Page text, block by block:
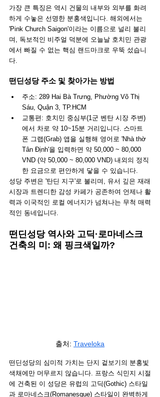
가장 큰 특징은 역시 건물의 내부와 외부를 화려
하게 수놓은 선명한 분홍색입니다. 해외에서는
'Pink Church Saigon'이라는 이름으로 널리 불리
며, 독보적인 비주얼 덕분에 오늘날 호치민 관광
에서 빠질 수 없는 핵심 랜드마크로 우뚝 섰습니
다.
떤딘성당 주소 및 찾아가는 방법
주소: 289 Hai Bà Trưng, Phường Võ Thị
Sáu, Quận 3, TP.HCM
교통편: 호치민 중심부(1군 벤탄 시장 주변)
에서 차로 약 10~15분 거리입니다. 스마트
폰 그랩(Grab) 앱을 실행해 영어로 'Nhà thờ
Tân Định'을 입력하면 약 50,000 ~ 80,000
VND (약 50,000 ~ 80,000 VND) 내외의 정직
한 요금으로 편안하게 닿을 수 있습니다.
성당 주변은 '탄딘 지구'로 불리며, 유서 깊은 재래
시장과 트렌디한 감성 카페가 공존하여 언제나 활
력과 이국적인 로컬 에너지가 넘쳐나는 무척 매력
적인 동네입니다.
떤딘성당 역사와 고딕·로마네스크
건축의 미: 왜 핑크색일까?
출처: Traveloka
떤딘성당의 심미적 가치는 단지 겉보기의 분홍빛
색채에만 머무르지 않습니다. 프랑스 식민지 시절
에 건축된 이 성당은 유럽의 고딕(Gothic) 스타일
과 로마네스크(Romanesque) 스타일이 완벽하게